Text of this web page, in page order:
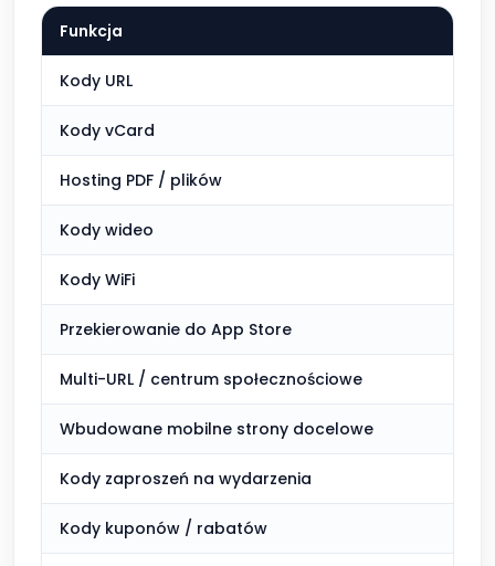
Funkcja
Kody URL
Kody vCard
Hosting PDF / plików
Kody wideo
Kody WiFi
Przekierowanie do App Store
Multi-URL / centrum społecznościowe
Wbudowane mobilne strony docelowe
Kody zaproszeń na wydarzenia
Kody kuponów / rabatów